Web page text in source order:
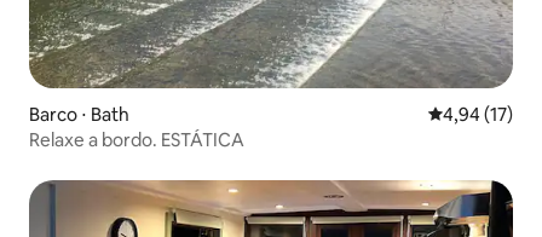
Barco ⋅ Bath 4,94 de uma
4,94 (17)
Relaxe a bordo. ESTÁTICA